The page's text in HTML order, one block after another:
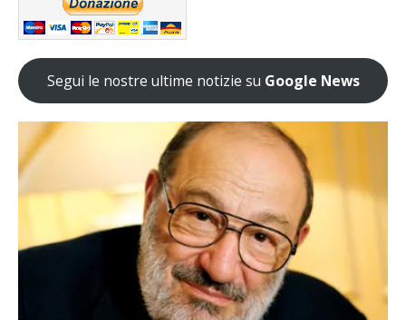
Segui le nostre ultime notizie su Google News